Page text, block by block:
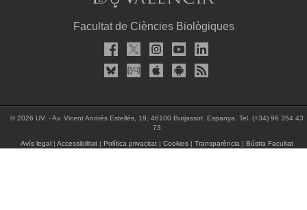
Facultat de Ciències Biològiques
© 2026 UV. - Av. Vicent Andrés Estellés, 19, 46100 Burjassot. Espanya. Tel. (+34) 96 354 43
73
Avís legal| Accessibilitat| Política privacitat| Cookies| Transparència | Bústia Facultat